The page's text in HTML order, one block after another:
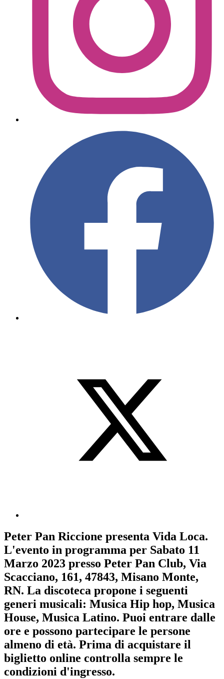
Peter Pan Riccione presenta Vida Loca.
L'evento in programma per Sabato 11
Marzo 2023 presso Peter Pan Club, Via
Scacciano, 161, 47843, Misano Monte,
RN. La discoteca propone i seguenti
generi musicali: Musica Hip hop, Musica
House, Musica Latino. Puoi entrare dalle
ore e possono partecipare le persone
almeno di età. Prima di acquistare il
biglietto online controlla sempre le
condizioni d'ingresso.